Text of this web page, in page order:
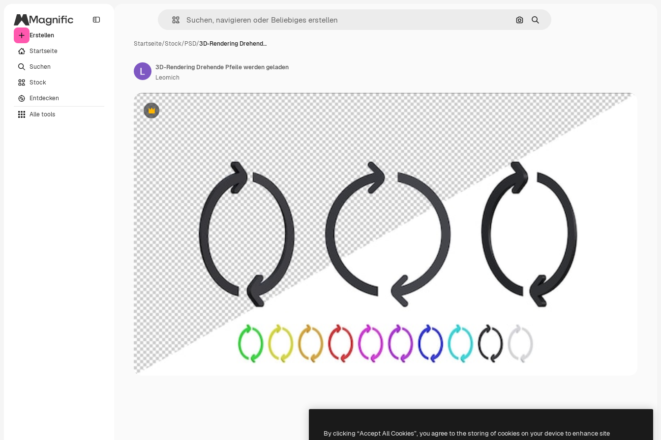
Erstellen
Startseite
Suchen
Stock
Entdecken
Alle tools
Nach Bild suchen
Suchen
Startseite/Stock/PSD/3D-Rendering Drehend…
Premium
3D-Rendering Drehende Pfeile werden geladen
Leomich
By clicking “Accept All Cookies”, you agree to the storing of cookies on your device to enhance site